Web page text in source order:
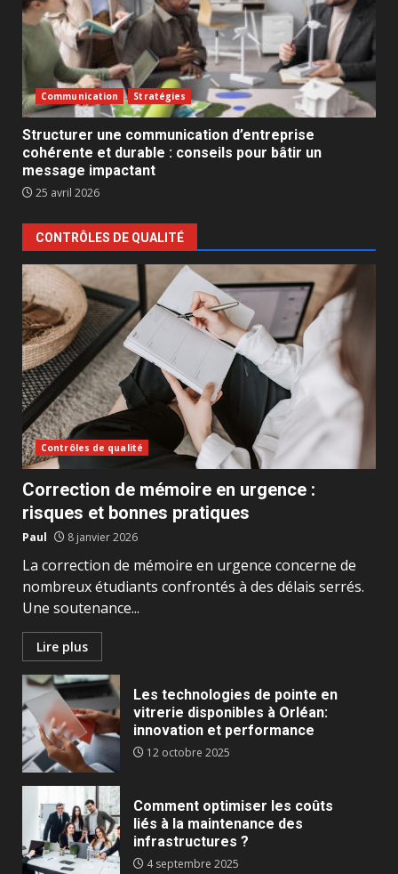
Communication Stratégies
Structurer une communication d’entreprise
cohérente et durable : conseils pour bâtir un
message impactant
25 avril 2026
CONTRÔLES DE QUALITÉ
Contrôles de qualité
Correction de mémoire en urgence :
risques et bonnes pratiques
Paul 8 janvier 2026
La correction de mémoire en urgence concerne de
nombreux étudiants confrontés à des délais serrés.
Une soutenance...
Lire plus
Les technologies de pointe en
vitrerie disponibles à Orléan:
innovation et performance
12 octobre 2025
Comment optimiser les coûts
liés à la maintenance des
infrastructures ?
4 septembre 2025